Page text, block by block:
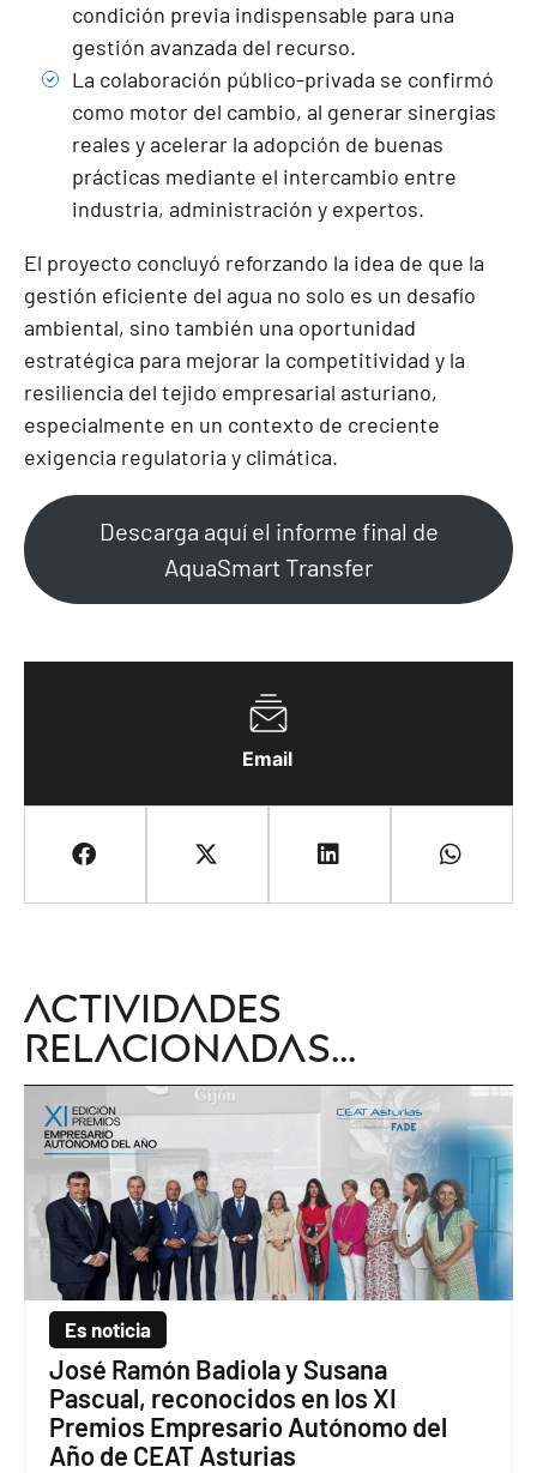
Email
condición previa indispensable para una
gestión avanzada del recurso.
La colaboración público-privada se confirmó
como motor del cambio, al generar sinergias
reales y acelerar la adopción de buenas
prácticas mediante el intercambio entre
industria, administración y expertos.
El proyecto concluyó reforzando la idea de que la
gestión eficiente del agua no solo es un desafío
ambiental, sino también una oportunidad
estratégica para mejorar la competitividad y la
resiliencia del tejido empresarial asturiano,
especialmente en un contexto de creciente
exigencia regulatoria y climática.
Descarga aquí el informe final de
AquaSmart Transfer
Actividades
relacionadas...
Es noticia
José Ramón Badiola y Susana
Pascual, reconocidos en los XI
Premios Empresario Autónomo del
Año de CEAT Asturias